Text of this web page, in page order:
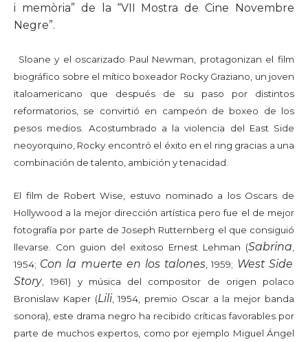
i memòria” de la “VII Mostra de Cine Novembre
Negre”.
Sloane y el oscarizado Paul Newman, protagonizan el film
biográfico sobre el mítico boxeador Rocky Graziano, un joven
italoamericano que después de su paso por distintos
reformatorios, se convirtió en campeón de boxeo de los
pesos medios. Acostumbrado a la violencia del East Side
neoyorquino, Rocky encontró el éxito en el ring gracias a una
combinación de talento, ambición y tenacidad.
El film de Robert Wise, estuvo nominado a los Oscars de
Hollywood a la mejor dirección artística pero fue el de mejor
fotografía por parte de Joseph Rutternberg el que consiguió
llevarse. Con guion del exitoso Ernest Lehman (Sabrina,
1954; Con la muerte en los talones, 1959; West Side
Story, 1961) y música del compositor de origen polaco
Bronislaw Kaper(Lili, 1954, premio Oscar a la mejor banda
sonora), este drama negro ha recibido críticas favorables por
parte de muchos expertos, como por ejemplo Miguel Ángel